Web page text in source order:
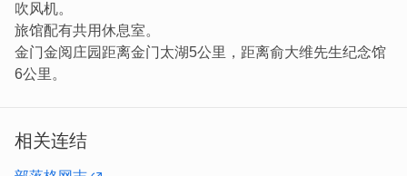
吹风机。
旅馆配有共用休息室。
金门金阅庄园距离金门太湖5公里，距离俞大维先生纪念馆
6公里。
相关连结